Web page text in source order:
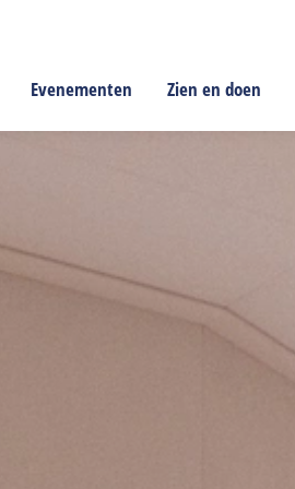
Evenementen Zien en doen